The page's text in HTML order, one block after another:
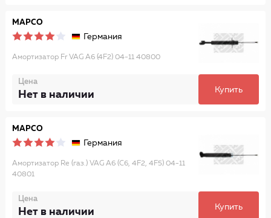
MAPCO
Германия
Амортизатор Fr VAG A6 (4F2) 04-11 40800
Цена
Нет в наличии Купить
MAPCO
Германия
Амортизатор Re (газ.) VAG A6 (C6, 4F2, 4F5) 04-11
40801
Цена
Нет в наличии Купить